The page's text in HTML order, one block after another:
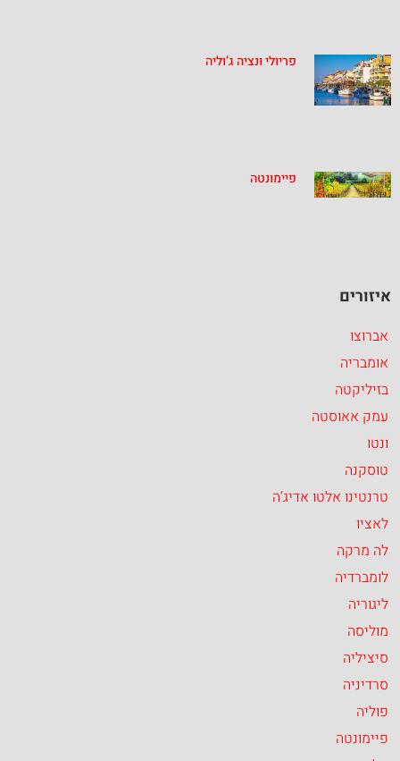
פריולי ונציה ג’וליה
פיימונטה
איזורים
אברוצו
אומבריה
בזיליקטה
עמק אאוסטה
ונטו
טוסקנה
טרנטינו אלטו אדיג’ה
לאציו
לה מרקה
לומברדיה
ליגוריה
מוליסה
סיציליה
סרדיניה
פוליה
פיימונטה